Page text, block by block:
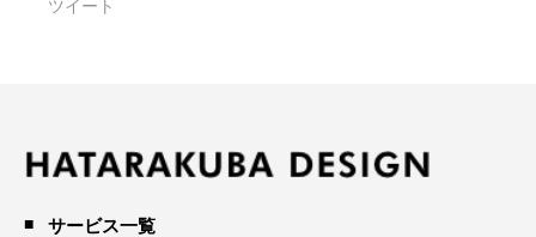
ツイート
サービス一覧